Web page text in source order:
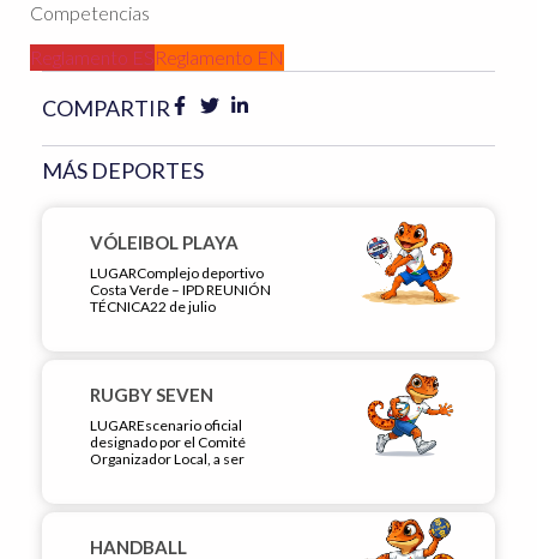
Competencias
Reglamento ESReglamento EN
COMPARTIR
MÁS DEPORTES
VÓLEIBOL PLAYA
LUGARComplejo deportivo
Costa Verde – IPD REUNIÓN
TÉCNICA22 de julio
RUGBY SEVEN
LUGAREscenario oficial
designado por el Comité
Organizador Local, a ser
HANDBALL